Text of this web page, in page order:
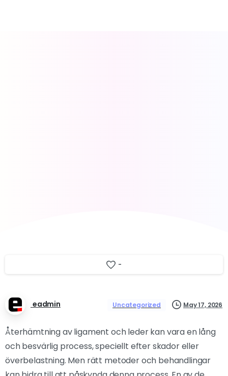
-
eadmin Uncategorized May 17, 2026
Återhämtning av ligament och leder kan vara en lång
och besvärlig process, speciellt efter skador eller
överbelastning. Men rätt metoder och behandlingar